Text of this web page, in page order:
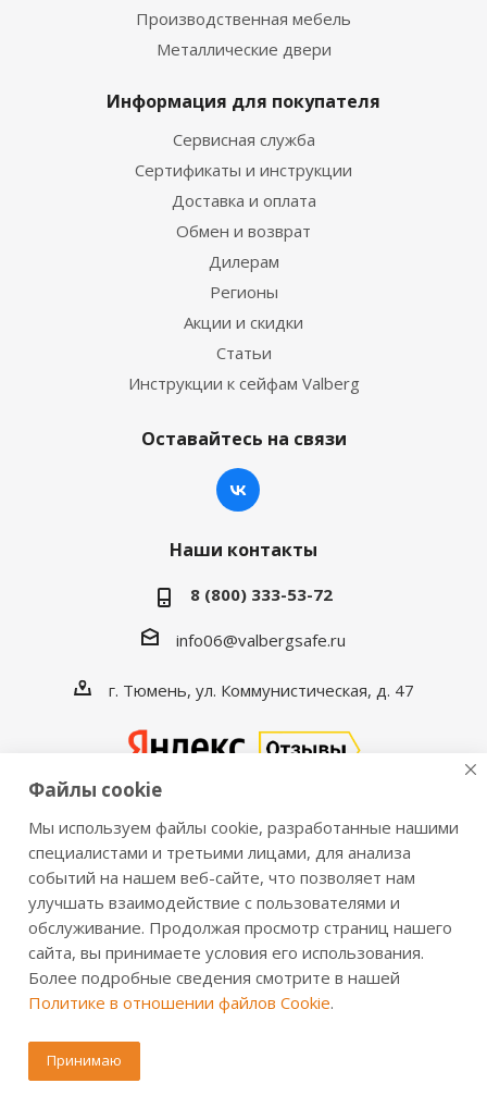
Производственная мебель
Металлические двери
Информация для покупателя
Сервисная служба
Сертификаты и инструкции
Доставка и оплата
Обмен и возврат
Дилерам
Регионы
Акции и скидки
Статьи
Инструкции к сейфам Valberg
Оставайтесь на связи
Наши контакты
8 (800) 333-53-72
info06@valbergsafe.ru
г. Тюмень, ул. Коммунистическая, д. 47
2016-2026 © VALBERGSAFE.RU — Интернет-магазин
сейфов Valberg и металлической мебели Практик.
Продажа сейфов для дома и офиса, металлических
шкафов, стеллажей, металлических дверей.
Информация о розничных ценах, технических
характеристиках, наличии на складе носит справочный
характер и не является публичной офертой,
Файлы cookie
Мы используем файлы cookie, разработанные нашими
специалистами и третьими лицами, для анализа
событий на нашем веб-сайте, что позволяет нам
улучшать взаимодействие с пользователями и
обслуживание. Продолжая просмотр страниц нашего
сайта, вы принимаете условия его использования.
Более подробные сведения смотрите в нашей
Политике в отношении файлов Cookie.
Принимаю